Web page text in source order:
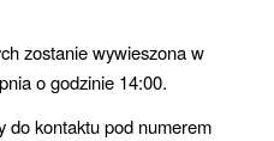
zostanie wywieszona w
o godzinie 14:00.
do kontaktu pod numerem